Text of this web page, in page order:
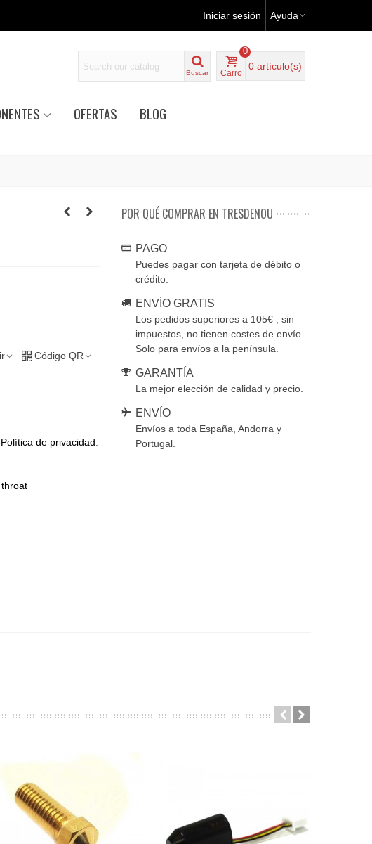
Iniciar sesión Ayuda
Buscar Carro
0
0 artículo(s)
OFERTAS
BLOG
Código QR
Política de privacidad
throat
POR QUÉ COMPRAR EN TRESDENOU
PAGO
Puedes pagar con tarjeta de débito o
crédito.
ENVÍO GRATIS
Los pedidos superiores a 105€ , sin
impuestos, no tienen costes de envío.
Solo para envíos a la península.
GARANTÍA
La mejor elección de calidad y precio.
ENVÍO
Envíos a toda España, Andorra y
Portugal.